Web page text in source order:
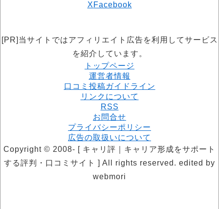
X Facebook
[PR]当サイトではアフィリエイト広告を利用してサービス
を紹介しています。
トップページ
運営者情報
口コミ投稿ガイドライン
リンクについて
RSS
お問合せ
プライバシーポリシー
広告の取扱いについて
Copyright © 2008- [ キャリ評｜キャリア形成をサポート
する評判・口コミサイト ] All rights reserved. edited by
webmori